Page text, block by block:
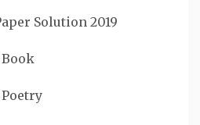
Solution 2019